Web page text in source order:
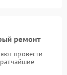
ремонт
провести